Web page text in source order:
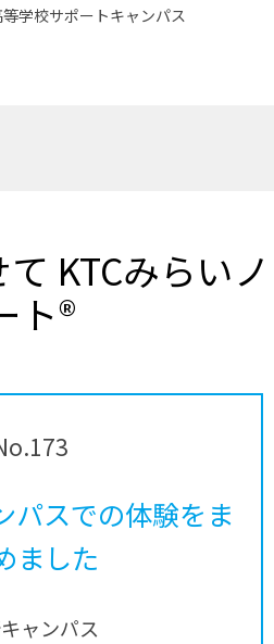
学校サポートキャンパス
KTCみらいノ
ト®
パスでの体験をま
ました
ャンパス